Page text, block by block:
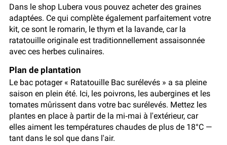
Dans le shop Lubera vous pouvez acheter des graines
adaptées. Ce qui complète également parfaitement votre
kit, ce sont le romarin, le thym et la lavande, car la
ratatouille originale est traditionnellement assaisonnée
avec ces herbes culinaires.
Plan de plantation
Le bac potager « Ratatouille Bac surélevés » a sa pleine
saison en plein été. Ici, les poivrons, les aubergines et les
tomates mûrissent dans votre bac surélevés. Mettez les
plantes en place à partir de la mi‑mai à l'extérieur, car
elles aiment les températures chaudes de plus de 18°C —
tant dans le sol que dans l'air.